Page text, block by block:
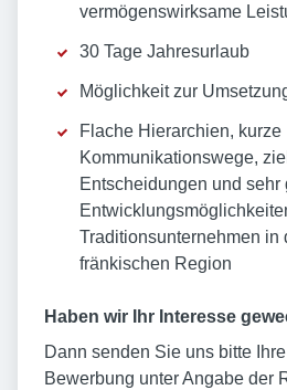
vermögenswirksame
30 Tage Jahresurlaub
Möglichkeit zur
Flache Hierarchien, kurze
Kommunikationswege,
Entscheidungen und sehr
Traditionsunternehmen in
fränkischen Region
Haben wir Ihr Interesse
Dann senden Sie uns bitte
Bewerbung unter Angabe der